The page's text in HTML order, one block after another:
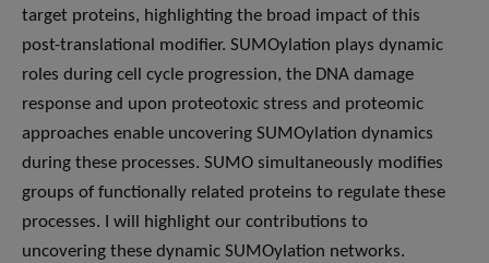
target proteins, highlighting the broad impact of this
post-translational modifier. SUMOylation plays dynamic
roles during cell cycle progression, the DNA damage
response and upon proteotoxic stress and proteomic
approaches enable uncovering SUMOylation dynamics
during these processes. SUMO simultaneously modifies
groups of functionally related proteins to regulate these
processes. I will highlight our contributions to
uncovering these dynamic SUMOylation networks.